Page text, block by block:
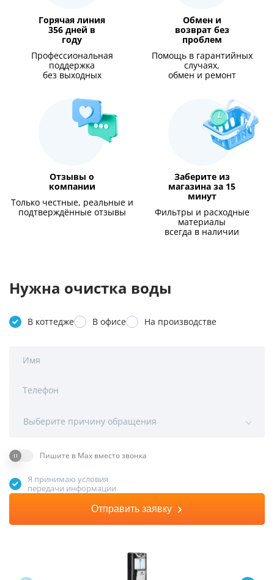
Горячая линия
356 дней в
году
Профессиональная
поддержка
без выходных
Обмен и
возврат без
проблем
Помощь в гарантийных
случаях,
обмен и ремонт
Отзывы о
компании
Только честные, реальные и
подтверждённые отзывы
Заберите из
магазина за 15
минут
Фильтры и расходные
материалы
всегда в наличии
Нужна очистка воды
В коттедже В офисе На производстве
Имя
Телефон
Выберите причину обращения
Пишите в Max вместо звонка
Я принимаю условия
передачи информации
Отправить заявку